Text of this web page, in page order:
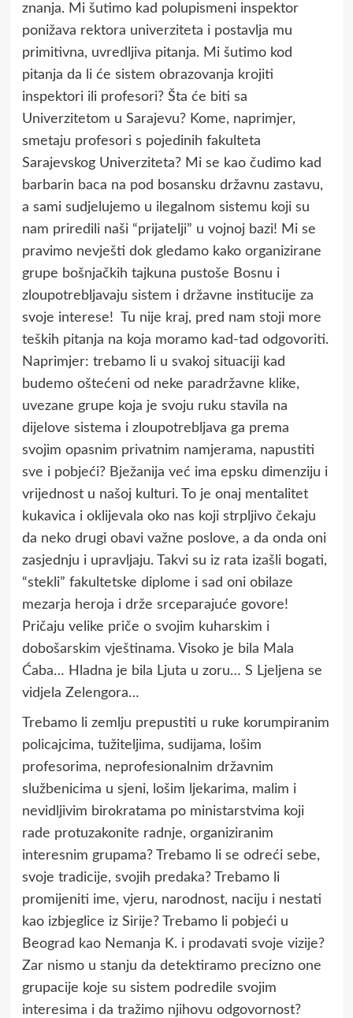
znanja. Mi šutimo kad polupismeni inspektor
ponižava rektora univerziteta i postavlja mu
primitivna, uvredljiva pitanja. Mi šutimo kod
pitanja da li će sistem obrazovanja krojiti
inspektori ili profesori? Šta će biti sa
Univerzitetom u Sarajevu? Kome, naprimjer,
smetaju profesori s pojedinih fakulteta
Sarajevskog Univerziteta? Mi se kao čudimo kad
barbarin baca na pod bosansku državnu zastavu,
a sami sudjelujemo u ilegalnom sistemu koji su
nam priredili naši “prijatelji” u vojnoj bazi! Mi se
pravimo nevješti dok gledamo kako organizirane
grupe bošnjačkih tajkuna pustoše Bosnu i
zloupotrebljavaju sistem i državne institucije za
svoje interese! Tu nije kraj, pred nam stoji more
teških pitanja na koja moramo kad-tad odgovoriti.
Naprimjer: trebamo li u svakoj situaciji kad
budemo oštećeni od neke paradržavne klike,
uvezane grupe koja je svoju ruku stavila na
dijelove sistema i zloupotrebljava ga prema
svojim opasnim privatnim namjerama, napustiti
sve i pobjeći? Bježanija već ima epsku dimenziju i
vrijednost u našoj kulturi. To je onaj mentalitet
kukavica i oklijevala oko nas koji strpljivo čekaju
da neko drugi obavi važne poslove, a da onda oni
zasjednju i upravljaju. Takvi su iz rata izašli bogati,
“stekli” fakultetske diplome i sad oni obilaze
mezarja heroja i drže srceparajuće govore!
Pričaju velike priče o svojim kuharskim i
dobošarskim vještinama. Visoko je bila Mala
Ćaba… Hladna je bila Ljuta u zoru… S Ljeljena se
vidjela Zelengora…
Trebamo li zemlju prepustiti u ruke korumpiranim
policajcima, tužiteljima, sudijama, lošim
profesorima, neprofesionalnim državnim
službenicima u sjeni, lošim ljekarima, malim i
nevidljivim birokratama po ministarstvima koji
rade protuzakonite radnje, organiziranim
interesnim grupama? Trebamo li se odreći sebe,
svoje tradicije, svojih predaka? Trebamo li
promijeniti ime, vjeru, narodnost, naciju i nestati
kao izbjeglice iz Sirije? Trebamo li pobjeći u
Beograd kao Nemanja K. i prodavati svoje vizije?
Zar nismo u stanju da detektiramo precizno one
grupacije koje su sistem podredile svojim
interesima i da tražimo njihovu odgovornost?